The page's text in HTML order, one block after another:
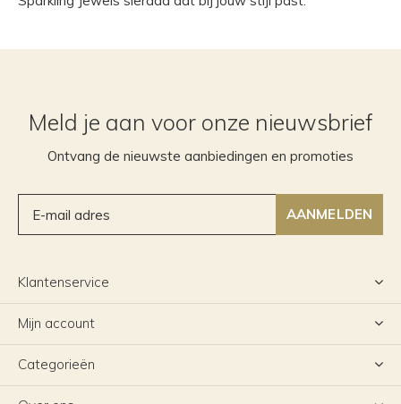
Meld je aan voor onze nieuwsbrief
Ontvang de nieuwste aanbiedingen en promoties
AANMELDEN
Klantenservice
Mijn account
Categorieën